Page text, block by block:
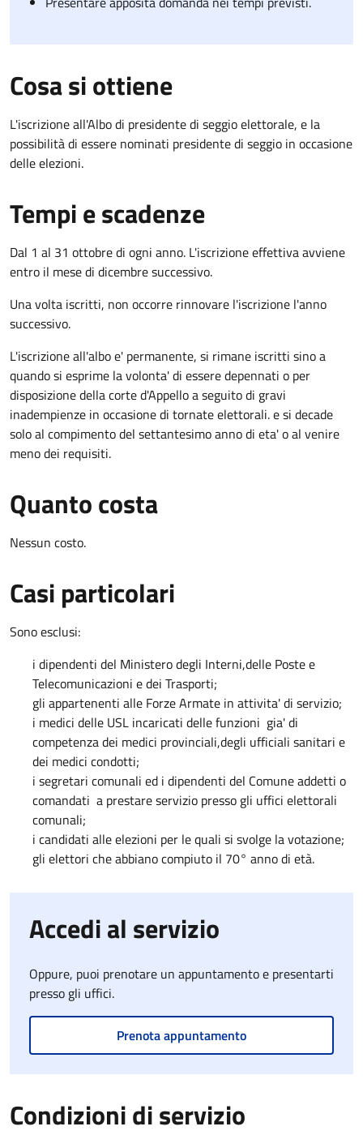
Cosa si ottiene
L'iscrizione all'Albo di presidente di seggio elettorale, e la
possibilità di essere nominati presidente di seggio in occasione
delle elezioni.
Tempi e scadenze
Dal 1 al 31 ottobre di ogni anno. L'iscrizione effettiva avviene
entro il mese di dicembre successivo.
Una volta iscritti, non occorre rinnovare l'iscrizione l'anno
successivo.
L'iscrizione all'albo e' permanente, si rimane iscritti sino a
quando si esprime la volonta' di essere depennati o per
disposizione della corte d'Appello a seguito di gravi
inadempienze in occasione di tornate elettorali. e si decade
solo al compimento del settantesimo anno di eta' o al venire
meno dei requisiti.
Quanto costa
Nessun costo.
Casi particolari
Sono esclusi:
i dipendenti del Ministero degli Interni,delle Poste e
Telecomunicazioni e dei Trasporti;
gli appartenenti alle Forze Armate in attivita' di servizio;
i medici delle USL incaricati delle funzioni gia' di
competenza dei medici provinciali,degli ufficiali sanitari e
dei medici condotti;
i segretari comunali ed i dipendenti del Comune addetti o
comandati a prestare servizio presso gli uffici elettorali
comunali;
i candidati alle elezioni per le quali si svolge la votazione;
gli elettori che abbiano compiuto il 70° anno di età.
Accedi al servizio
Oppure, puoi prenotare un appuntamento e presentarti
presso gli uffici.
Prenota appuntamento
Condizioni di servizio